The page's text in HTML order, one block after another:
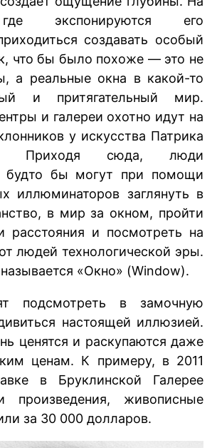
экспонируются его
создавать особый
что бы было похоже — это не
а реальные окна в какой-то
и притягательный мир.
и галереи охотно идут на
у искусства Патрика
Приходя сюда, люди
будто бы могут при помощи
иллюминаторов заглянуть в
в мир за окном, пройти
расстояния и посмотреть на
людей технологической эры.
«Окно» (Window).
подсмотреть в замочную
настоящей иллюзией.
ценятся и раскупаются даже
ценам. К примеру, в 2011
в Бруклинской Галерее
произведения, живописные
за 30 000 долларов.